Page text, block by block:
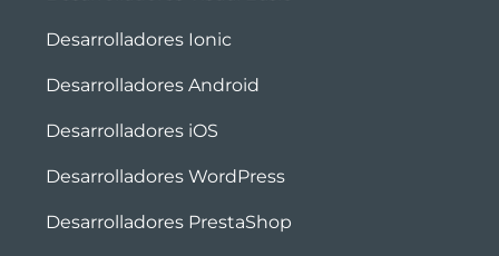
Desarrolladores Ionic
Desarrolladores Android
Desarrolladores iOS
Desarrolladores WordPress
Desarrolladores PrestaShop